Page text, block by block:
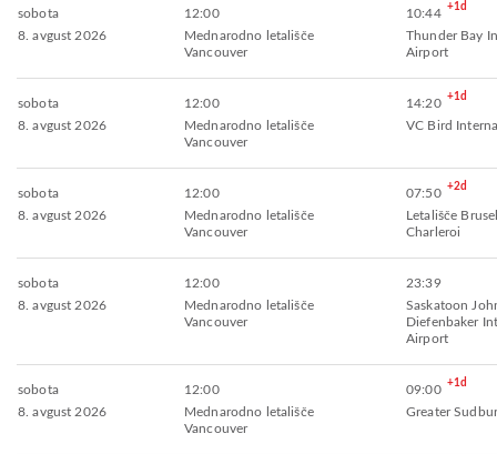
sobota
8. avgust 2026
12:00
Mednarodno letališče
Vancouver
10:44 +1d
Thunder Bay
Airport
sobota
8. avgust 2026
12:00
Mednarodno letališče
Vancouver
14:20 +1d
VC Bird
sobota
8. avgust 2026
12:00
Mednarodno letališče
Vancouver
07:50 +2d
Letališče
Charleroi
sobota
8. avgust 2026
12:00
Mednarodno letališče
Vancouver
23:39
Saskatoon
Diefenbaker
Airport
sobota
8. avgust 2026
12:00
Mednarodno letališče
Vancouver
09:00 +1d
Greater